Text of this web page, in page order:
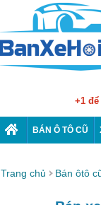
+1
BÁN Ô TÔ CŨ
Trang chủ Bán ôtô